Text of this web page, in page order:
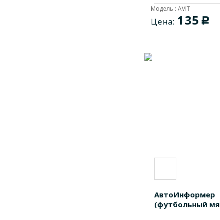
Цена: 135 c
Модель : AVIT
АвтоИнформер
(футбольный